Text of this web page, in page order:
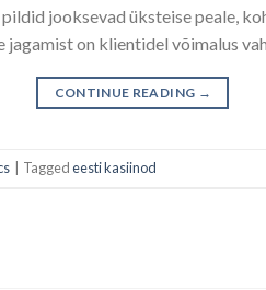
jooksevad üksteise peale,
jagamist on klientidel võimalus
CONTINUE READING →
Taggedeesti kasiinod